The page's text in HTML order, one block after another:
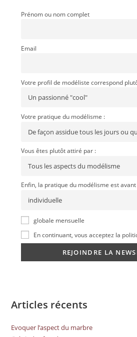
Prénom ou nom complet
Email
Votre profil de modéliste correspond
Votre pratique du modélisme :
Vous êtes plutôt attiré par :
Enfin, la pratique du modélisme est
globale mensuelle
En continuant, vous acceptez la
Articles récents
Evoquer l’aspect du marbre